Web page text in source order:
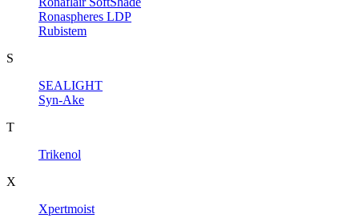
Ronaspheres LDP
Rubistem
S
SEALIGHT
Syn-Ake
T
Trikenol
X
Xpertmoist